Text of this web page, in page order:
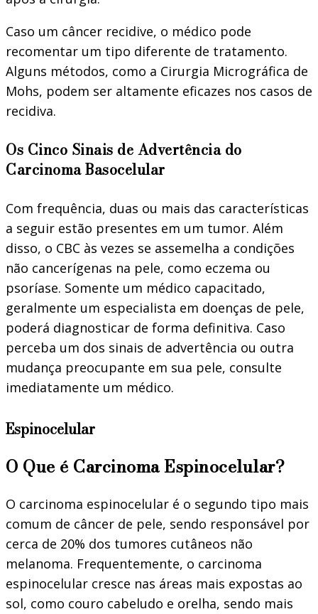
Caso um câncer recidive, o médico pode
recomentar um tipo diferente de tratamento.
Alguns métodos, como a Cirurgia Micrográfica de
Mohs, podem ser altamente eficazes nos casos de
recidiva.
Os Cinco Sinais de Advertência do
Carcinoma Basocelular
Com frequência, duas ou mais das características
a seguir estão presentes em um tumor. Além
disso, o CBC às vezes se assemelha a condições
não cancerígenas na pele, como eczema ou
psoríase. Somente um médico capacitado,
geralmente um especialista em doenças de pele,
poderá diagnosticar de forma definitiva. Caso
perceba um dos sinais de advertência ou outra
mudança preocupante em sua pele, consulte
imediatamente um médico.
Espinocelular
O Que é Carcinoma Espinocelular?
O carcinoma espinocelular é o segundo tipo mais
comum de câncer de pele, sendo responsável por
cerca de 20% dos tumores cutâneos não
melanoma. Frequentemente, o carcinoma
espinocelular cresce nas áreas mais expostas ao
sol, como couro cabeludo e orelha, sendo mais